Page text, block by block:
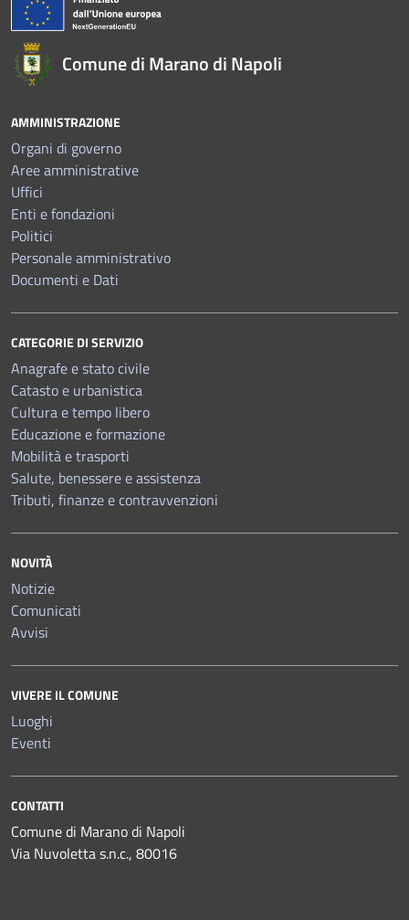
Comune di Marano di Napoli
AMMINISTRAZIONE
Organi di governo
Aree amministrative
Uffici
Enti e fondazioni
Politici
Personale amministrativo
Documenti e Dati
CATEGORIE DI SERVIZIO
Anagrafe e stato civile
Catasto e urbanistica
Cultura e tempo libero
Educazione e formazione
Mobilità e trasporti
Salute, benessere e assistenza
Tributi, finanze e contravvenzioni
NOVITÀ
Notizie
Comunicati
Avvisi
VIVERE IL COMUNE
Luoghi
Eventi
CONTATTI
Comune di Marano di Napoli
Via Nuvoletta s.n.c., 80016